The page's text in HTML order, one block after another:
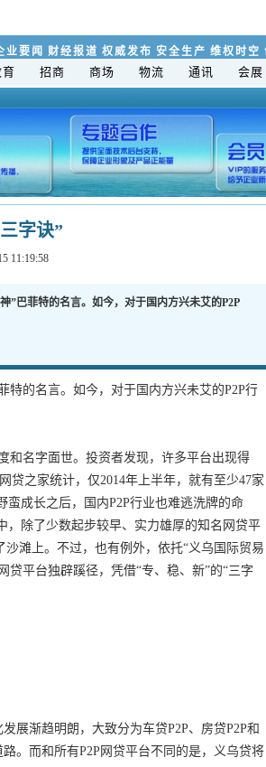
业要闻 财经报道 权威发布 安全生产 维权时空
育 招商 商场 物流 通讯 会展
字诀”
11:19:58
”巴菲特的名言。如今，对于国内方兴未艾的P2P
的名言。如今，对于国内方兴未艾的P2P行
名字面世。投资者发现，许多平台出现得
贷之家统计，仅2014年上半年，就有至少47家
蛮成长之后，国内P2P行业也难逃洗牌的命
，除了少数起步较早、实力雄厚的知名网贷平
滩上。不过，也有例外，依托“义乌国际贸易
贷平台独辟蹊径，凭借“专、稳、新”的“三字
渐趋明朗，大致分为车贷P2P、房贷P2P和
。而和所有P2P网贷平台不同的是，义乌贷将